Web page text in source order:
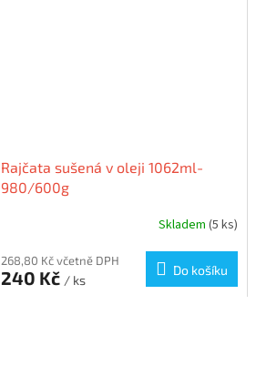
Rajčata sušená v oleji 1062ml-
980/600g
Skladem (5 ks)
268,80 Kč včetně DPH
240 Kč / ks
Do košíku